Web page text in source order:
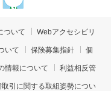
ついて Webアクセシビリ
いて 保険募集指針 個
情報について 利益相反管
取引に関する取組姿勢につい